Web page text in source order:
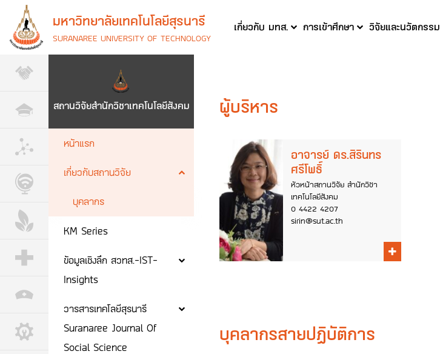
มหาวิทยาลัยเทคโนโลยีสุรนารี
SURANAREE UNIVERSITY OF TECHNOLOGY
เกี่ยวกับ มทส. การเข้าศึกษา วิจัยและนวัตกรรม
สถานวิจัยสำนักวิชาเทคโนโลยีสังคม
หน้าแรก
เกี่ยวกับสถานวิจัย
บุคลากร
KM Series
ข้อมูลเชิงลึก สวทส.-IST-
Insights
วารสารเทคโลยีสุรนารี
Suranaree Journal Of
Social Science
ผู้บริหาร
อาจารย์ ดร.สิรินทร
ศรีโพธิ์
หัวหน้าสถานวิจัย สำนักวิชา
เทคโนโลยีสังคม
0 4422 4207
sirin@sut.ac.th
บุคลากรสายปฏิบัติการ